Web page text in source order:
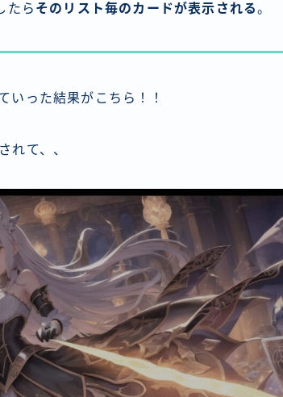
たら そのリスト毎のカードが表示される。
いった結果がこちら！！
れて、、